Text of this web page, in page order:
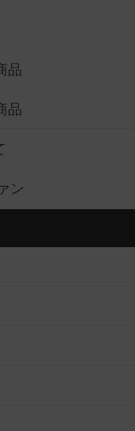
品
品
ン